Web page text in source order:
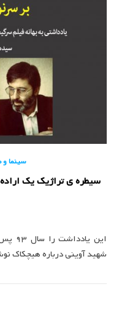
سینما
سیطره ی تراژیک یک
این یادداشت را سال 93 پس از تماشای فیلم سرگیجه و خواندن متن
شهید آوینی درباره هیچکاک